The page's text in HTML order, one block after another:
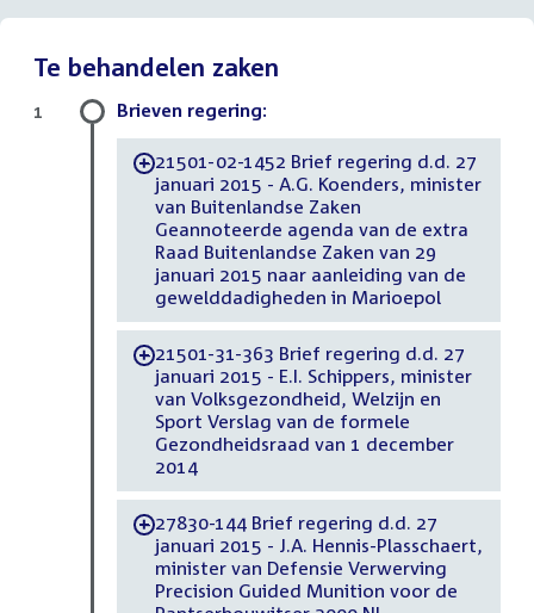
Te behandelen zaken
Brieven regering:
-21501-02-1452 Brief regering d.d. 27
januari 2015 - A.G. Koenders, minister
van Buitenlandse Zaken
Geannoteerde agenda van de extra
Raad Buitenlandse Zaken van 29
januari 2015 naar aanleiding van de
gewelddadigheden in Marioepol
-21501-31-363 Brief regering d.d. 27
januari 2015 - E.I. Schippers, minister
van Volksgezondheid, Welzijn en
Sport Verslag van de formele
Gezondheidsraad van 1 december
2014
-27830-144 Brief regering d.d. 27
januari 2015 - J.A. Hennis-Plasschaert,
minister van Defensie Verwerving
Precision Guided Munition voor de
1